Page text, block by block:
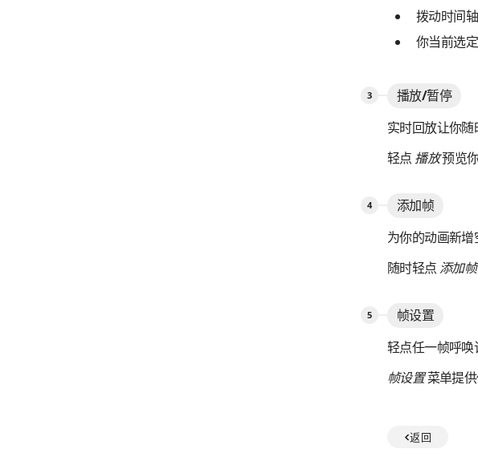
拨动时间
你当前选
播放/暂停
实时回放让你随
轻点 播放预览
添加帧
为你的动画新增
随时轻点 添加帧
帧设置
轻点任一帧呼唤
帧设置菜单提供
返回